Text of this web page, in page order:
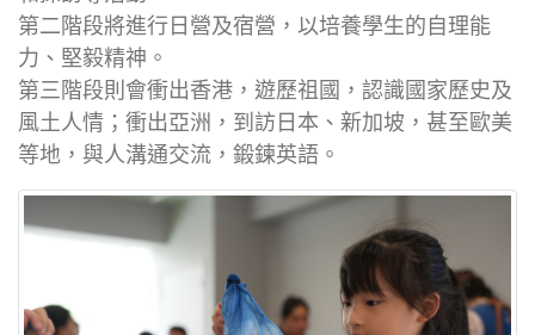
第二階段將進行日營及宿營，以培養學生的自理能
力、堅毅精神。
第三階段則會衝出香港，遊歷祖國，認識國家歷史及
風土人情；衝出亞洲，到訪日本、新加坡，甚至歐美
等地，與人溝通交流，鍛鍊英語。